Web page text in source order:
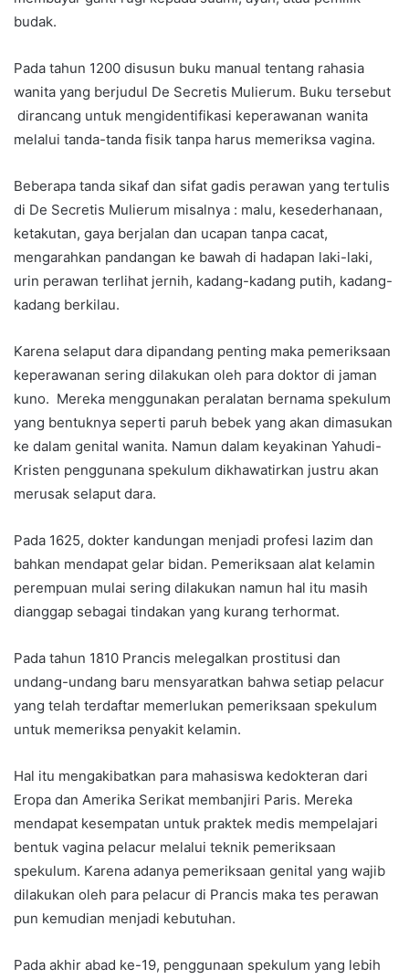
budak.
Pada tahun 1200 disusun buku manual tentang rahasia
wanita yang berjudul De Secretis Mulierum. Buku tersebut
dirancang untuk mengidentifikasi keperawanan wanita
melalui tanda-tanda fisik tanpa harus memeriksa vagina.
Beberapa tanda sikaf dan sifat gadis perawan yang tertulis
di De Secretis Mulierum misalnya : malu, kesederhanaan,
ketakutan, gaya berjalan dan ucapan tanpa cacat,
mengarahkan pandangan ke bawah di hadapan laki-laki,
urin perawan terlihat jernih, kadang-kadang putih, kadang-
kadang berkilau.
Karena selaput dara dipandang penting maka pemeriksaan
keperawanan sering dilakukan oleh para doktor di jaman
kuno. Mereka menggunakan peralatan bernama spekulum
yang bentuknya seperti paruh bebek yang akan dimasukan
ke dalam genital wanita. Namun dalam keyakinan Yahudi-
Kristen penggunana spekulum dikhawatirkan justru akan
merusak selaput dara.
Pada 1625, dokter kandungan menjadi profesi lazim dan
bahkan mendapat gelar bidan. Pemeriksaan alat kelamin
perempuan mulai sering dilakukan namun hal itu masih
dianggap sebagai tindakan yang kurang terhormat.
Pada tahun 1810 Prancis melegalkan prostitusi dan
undang-undang baru mensyaratkan bahwa setiap pelacur
yang telah terdaftar memerlukan pemeriksaan spekulum
untuk memeriksa penyakit kelamin.
Hal itu mengakibatkan para mahasiswa kedokteran dari
Eropa dan Amerika Serikat membanjiri Paris. Mereka
mendapat kesempatan untuk praktek medis mempelajari
bentuk vagina pelacur melalui teknik pemeriksaan
spekulum. Karena adanya pemeriksaan genital yang wajib
dilakukan oleh para pelacur di Prancis maka tes perawan
pun kemudian menjadi kebutuhan.
Pada akhir abad ke-19, penggunaan spekulum yang lebih